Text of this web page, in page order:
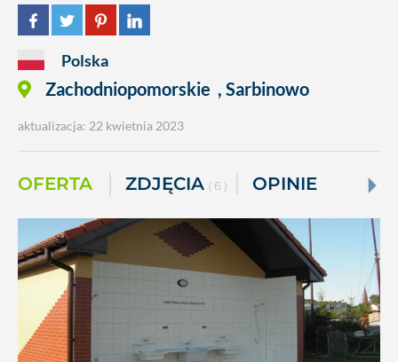
Polska
Zachodniopomorskie , Sarbinowo
aktualizacja: 22 kwietnia 2023
OFERTA ZDJĘCIA ( 6 ) OPINIE